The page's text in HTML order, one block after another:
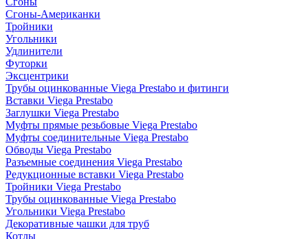
Сгоны-Американки
Тройники
Угольники
Удлинители
Футорки
Эксцентрики
Трубы оцинкованные Viega Prestabo и фитинги
Вставки Viega Prestabo
Заглушки Viega Prestabo
Муфты прямые резьбовые Viega Prestabo
Муфты соединительные Viega Prestabo
Обводы Viega Prestabo
Разъемные соединения Viega Prestabo
Редукционные вставки Viega Prestabo
Тройники Viega Prestabo
Трубы оцинкованные Viega Prestabo
Угольники Viega Prestabo
Декоративные чашки для труб
Котлы